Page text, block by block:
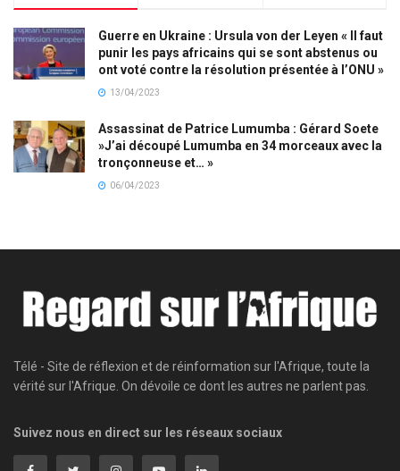
Guerre en Ukraine : Ursula von der Leyen « Il faut
punir les pays africains qui se sont abstenus ou
ont voté contre la résolution présentée à l’ONU »
13/04/2023
Assassinat de Patrice Lumumba : Gérard Soete
»J’ai découpé Lumumba en 34 morceaux avec la
tronçonneuse et… »
06/04/2023
Télé - Site de réflexion et de réinformation sur l'Afrique, toute la
vérité sur l'Afrique. On dévoile ce dont les autres ne parlent pas.
Suivez nous en direct sur les réseaux sociaux